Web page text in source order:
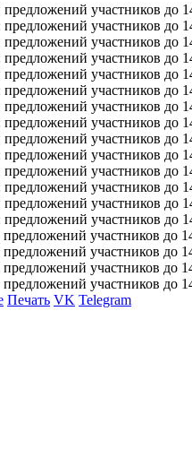
участников до
участников до
участников до
участников до
участников до
участников до
участников до
участников до
участников до
участников до
участников до
участников до
участников до
участников до
участников до
участников до
участников до
участников до
Печать VK Telegram